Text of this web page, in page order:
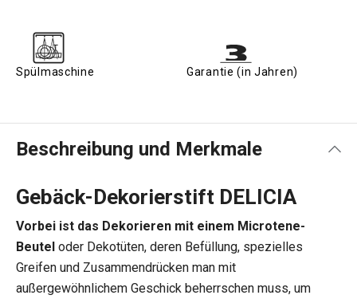
Spülmaschine Garantie (in Jahren)
Beschreibung und Merkmale
Gebäck-Dekorierstift DELICIA
Vorbei ist das Dekorieren mit einem Microtene-
Beutel oder Dekotüten, deren Befüllung, spezielles
Greifen und Zusammendrücken man mit
außergewöhnlichem Geschick beherrschen muss, um